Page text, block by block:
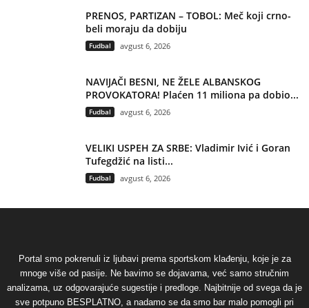
PRENOS, PARTIZAN – TOBOL: Meč koji crno-
beli moraju da dobiju
Fudbal avgust 6, 2026
NAVIJAČI BESNI, NE ŽELE ALBANSKOG
PROVOKATORA! Plaćen 11 miliona pa dobio...
Fudbal avgust 6, 2026
VELIKI USPEH ZA SRBE: Vladimir Ivić i Goran
Tufegdžić na listi...
Fudbal avgust 6, 2026
Portal smo pokrenuli iz ljubavi prema sportskom klađenju, koje je za
mnoge više od pasije. Ne bavimo se dojavama, već samo stručnim
analizama, uz odgovarajuće sugestije i predloge. Najbitnije od svega da je
sve potpuno BESPLATNO, a nadamo se da smo bar malo pomogli pri